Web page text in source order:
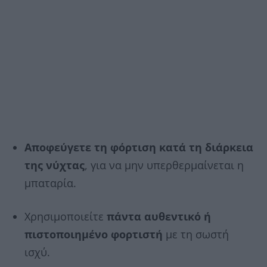
Αποφεύγετε τη φόρτιση κατά τη διάρκεια
της νύχτας, για να μην υπερθερμαίνεται η
μπαταρία.
Χρησιμοποιείτε πάντα αυθεντικό ή
πιστοποιημένο φορτιστή με τη σωστή
ισχύ.